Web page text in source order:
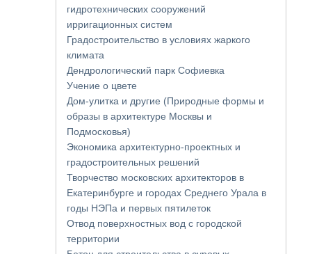
гидротехнических сооружений
ирригационных систем
Градостроительство в условиях жаркого
климата
Дендрологический парк Софиевка
Учение о цвете
Дом-улитка и другие (Природные формы и
образы в архитектуре Москвы и
Подмосковья)
Экономика архитектурно-проектных и
градостроительных решений
Творчество московских архитекторов в
Екатеринбурге и городах Среднего Урала в
годы НЭПа и первых пятилеток
Отвод поверхностных вод с городской
территории